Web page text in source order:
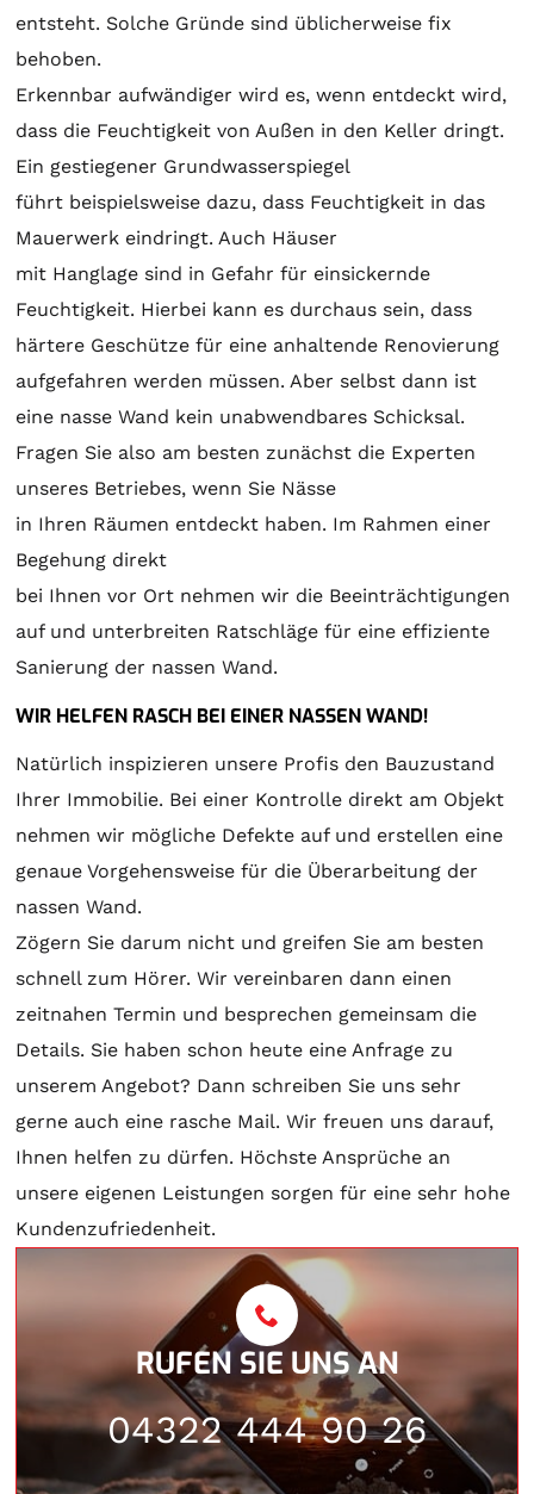
entsteht. Solche Gründe sind üblicherweise fix
behoben.
Erkennbar aufwändiger wird es, wenn entdeckt wird,
dass die Feuchtigkeit von Außen in den Keller dringt.
Ein gestiegener Grundwasserspiegel
führt beispielsweise dazu, dass Feuchtigkeit in das
Mauerwerk eindringt. Auch Häuser
mit Hanglage sind in Gefahr für einsickernde
Feuchtigkeit. Hierbei kann es durchaus sein, dass
härtere Geschütze für eine anhaltende Renovierung
aufgefahren werden müssen. Aber selbst dann ist
eine nasse Wand kein unabwendbares Schicksal.
Fragen Sie also am besten zunächst die Experten
unseres Betriebes, wenn Sie Nässe
in Ihren Räumen entdeckt haben. Im Rahmen einer
Begehung direkt
bei Ihnen vor Ort nehmen wir die Beeinträchtigungen
auf und unterbreiten Ratschläge für eine effiziente
Sanierung der nassen Wand.
WIR HELFEN RASCH BEI EINER NASSEN WAND!
Natürlich inspizieren unsere Profis den Bauzustand
Ihrer Immobilie. Bei einer Kontrolle direkt am Objekt
nehmen wir mögliche Defekte auf und erstellen eine
genaue Vorgehensweise für die Überarbeitung der
nassen Wand.
Zögern Sie darum nicht und greifen Sie am besten
schnell zum Hörer. Wir vereinbaren dann einen
zeitnahen Termin und besprechen gemeinsam die
Details. Sie haben schon heute eine Anfrage zu
unserem Angebot? Dann schreiben Sie uns sehr
gerne auch eine rasche Mail. Wir freuen uns darauf,
Ihnen helfen zu dürfen. Höchste Ansprüche an
unsere eigenen Leistungen sorgen für eine sehr hohe
Kundenzufriedenheit.
RUFEN SIE UNS AN
04322 444 90 26